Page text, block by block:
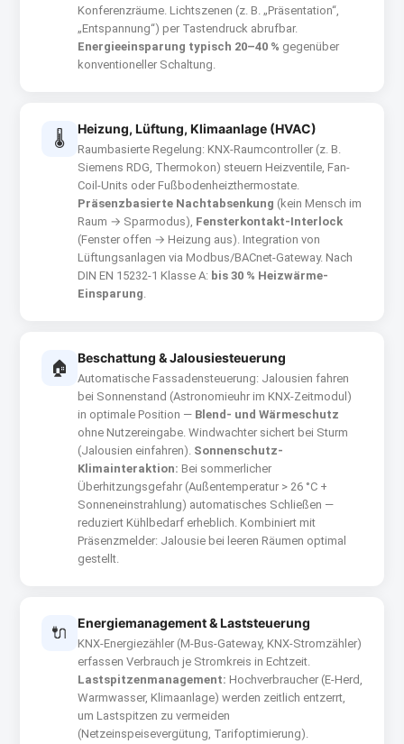
Konferenzräume. Lichtszenen (z. B. „Präsentation“,
„Entspannung“) per Tastendruck abrufbar.
Energieeinsparung typisch 20–40 % gegenüber
konventioneller Schaltung.
🌡
Heizung, Lüftung, Klimaanlage (HVAC)
Raumbasierte Regelung: KNX-Raumcontroller (z. B.
Siemens RDG, Thermokon) steuern Heizventile, Fan-
Coil-Units oder Fußbodenheizthermostate.
Präsenzbasierte Nachtabsenkung (kein Mensch im
Raum → Sparmodus), Fensterkontakt-Interlock
(Fenster offen → Heizung aus). Integration von
Lüftungsanlagen via Modbus/BACnet-Gateway. Nach
DIN EN 15232-1 Klasse A: bis 30 % Heizwärme-
Einsparung.
🏠
Beschattung & Jalousiesteuerung
Automatische Fassadensteuerung: Jalousien fahren
bei Sonnenstand (Astronomieuhr im KNX-Zeitmodul)
in optimale Position — Blend- und Wärmeschutz
ohne Nutzereingabe. Windwachter sichert bei Sturm
(Jalousien einfahren). Sonnenschutz-
Klimainteraktion: Bei sommerlicher
Überhitzungsgefahr (Außentemperatur > 26 °C +
Sonneneinstrahlung) automatisches Schließen —
reduziert Kühlbedarf erheblich. Kombiniert mit
Präsenzmelder: Jalousie bei leeren Räumen optimal
gestellt.
🔌
Energiemanagement & Laststeuerung
KNX-Energiezähler (M-Bus-Gateway, KNX-Stromzähler)
erfassen Verbrauch je Stromkreis in Echtzeit.
Lastspitzenmanagement: Hochverbraucher (E-Herd,
Warmwasser, Klimaanlage) werden zeitlich entzerrt,
um Lastspitzen zu vermeiden
(Netzeinspeisevergütung, Tarifoptimierung).